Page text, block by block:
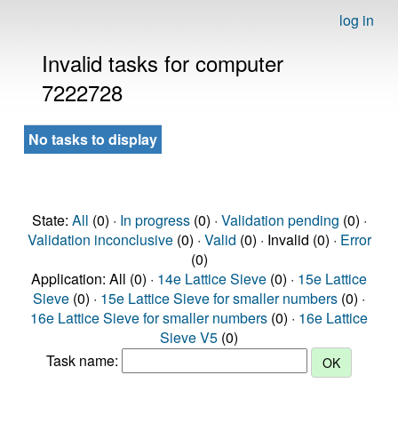
log in
Invalid tasks for computer
7222728
No tasks to display
State: All (0) · In progress(0) · Validation pending (0) ·
Validation inconclusive(0) · Valid (0) · Invalid (0) · Error
(0)
Application: All (0) · 14e Lattice Sieve (0) · 15e Lattice
Sieve (0) · 15e Lattice Sieve for smaller numbers (0) ·
16e Lattice Sieve for smaller numbers (0) · 16e Lattice
Sieve V5 (0)
Task name: